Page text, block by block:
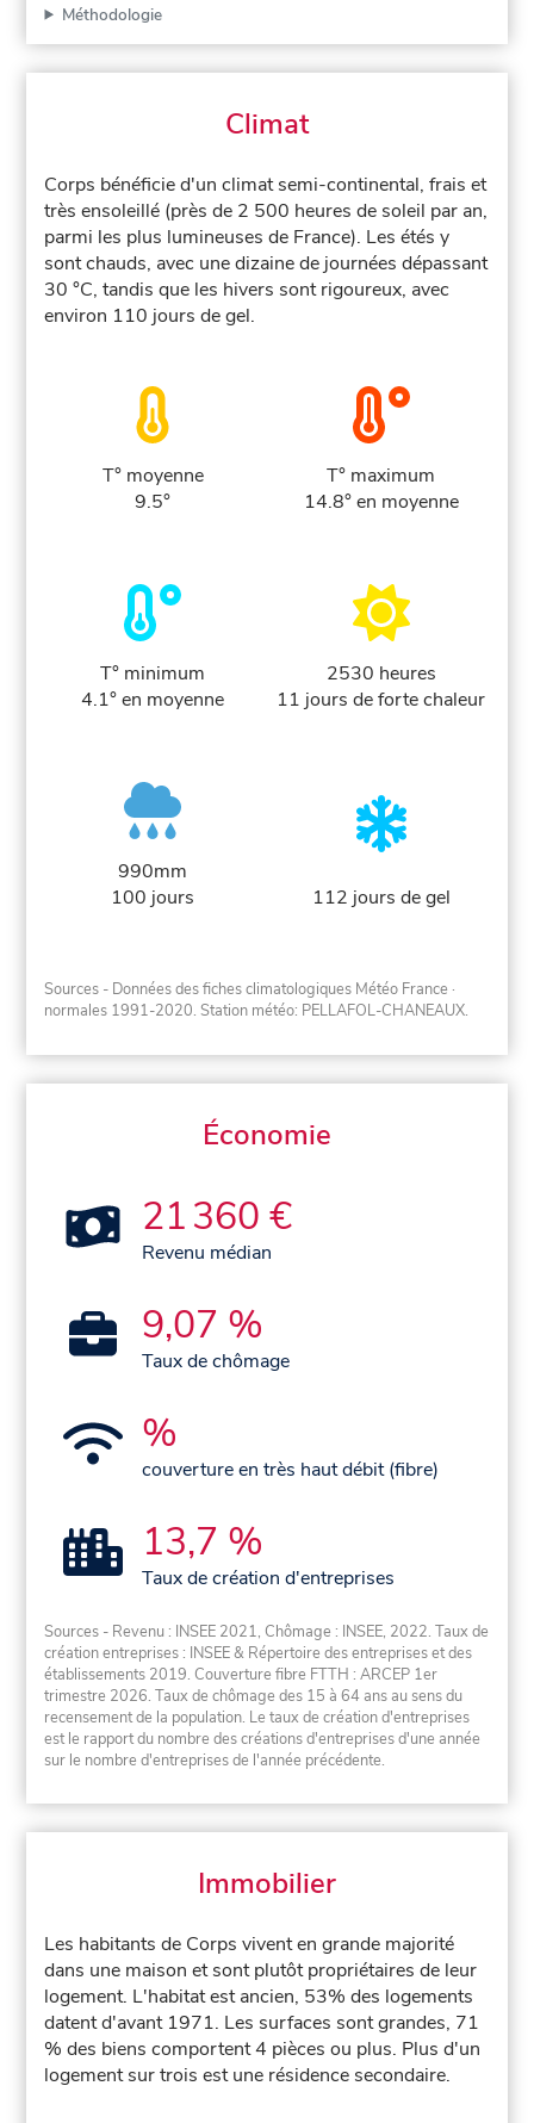
Méthodologie
Climat
Corps bénéficie d'un climat semi-continental, frais et
très ensoleillé (près de 2 500 heures de soleil par an,
parmi les plus lumineuses de France). Les étés y
sont chauds, avec une dizaine de journées dépassant
30 °C, tandis que les hivers sont rigoureux, avec
environ 110 jours de gel.
T° moyenne
9.5°
T° maximum
14.8° en moyenne
T° minimum
4.1° en moyenne
2530 heures
11 jours de forte chaleur
990mm
100 jours
112 jours de gel
Sources - Données des fiches climatologiques Météo France ·
normales 1991-2020. Station météo: PELLAFOL-CHANEAUX.
Économie
21 360 €
Revenu médian
9,07 %
Taux de chômage
%
couverture en très haut débit (fibre)
13,7 %
Taux de création d'entreprises
Sources - Revenu : INSEE 2021, Chômage : INSEE, 2022. Taux de
création entreprises : INSEE & Répertoire des entreprises et des
établissements 2019. Couverture fibre FTTH : ARCEP 1er
trimestre 2026. Taux de chômage des 15 à 64 ans au sens du
recensement de la population. Le taux de création d'entreprises
est le rapport du nombre des créations d'entreprises d'une année
sur le nombre d'entreprises de l'année précédente.
Immobilier
Les habitants de Corps vivent en grande majorité
dans une maison et sont plutôt propriétaires de leur
logement. L'habitat est ancien, 53% des logements
datent d'avant 1971. Les surfaces sont grandes, 71
% des biens comportent 4 pièces ou plus. Plus d'un
logement sur trois est une résidence secondaire.